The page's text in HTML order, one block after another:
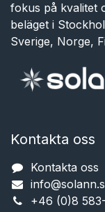
fokus på kvalitet
beläget i
Sverige, Norge,
Kontakta oss
Kontakta oss
+46 (0)8